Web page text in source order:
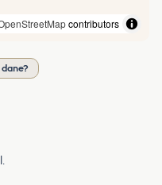
contributors